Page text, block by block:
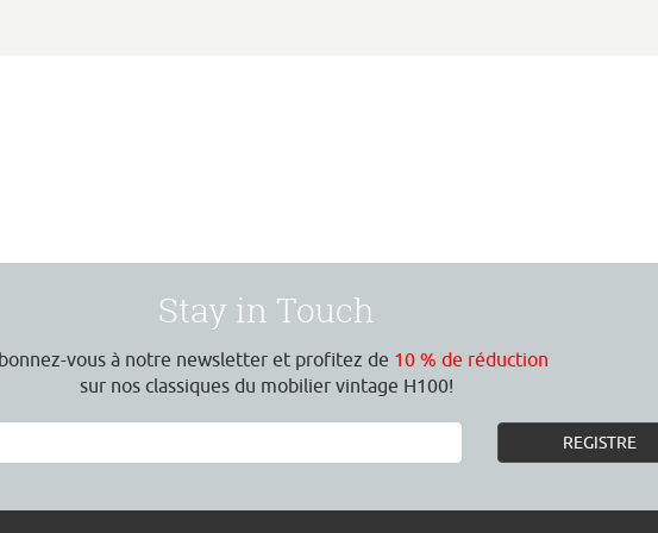
Stay in Touch
vous à notre newsletter et profitez de 10 % de réduction
sur nos classiques du mobilier vintage H100!
REGISTRE